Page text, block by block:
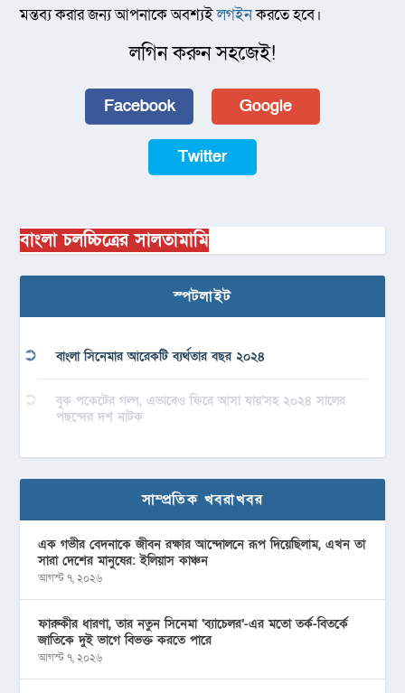
মন্তব্য করার জন্য আপনাকে অবশ্যইলগইনকরতে হবে।
লগিন করুন সহজেই!
Facebook Google
Twitter
বাংলা চলচ্চিত্রের সালতামামি
স্পটলাইট
বাংলা সিনেমার আরেকটি ব্যর্থতার বছর ২০২৪
বুক পকেটের গল্প, এভাবেও ফিরে আসা যায়’সহ ২০২৪ সালের
পছন্দের দশ নাটক
সাম্প্রতিক খবরাখবর
এক গভীর বেদনাকে জীবন রক্ষার আন্দোলনে রূপ দিয়েছিলাম, এখন তা
সারা দেশের মানুষের: ইলিয়াস কাঞ্চন
আগস্ট ৭, ২০২৬
ফারুকীর ধারণা, তার নতুন সিনেমা ‘ব্যাচেলর’-এর মতো তর্ক-বিতর্কে
জাতিকে দুই ভাগে বিভক্ত করতে পারে
আগস্ট ৭, ২০২৬